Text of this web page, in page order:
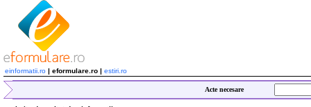
einformatii.ro | eformulare.ro | estiri.ro
Acte necesare